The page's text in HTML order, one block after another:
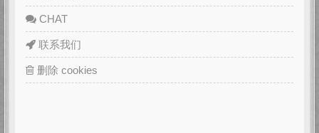
CHAT
联系我们
删除 cookies